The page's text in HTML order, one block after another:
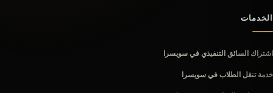
الخدمات
اشتراك السائق التنفيذي في سويسرا
خدمة تنقل الطلاب في سويسرا